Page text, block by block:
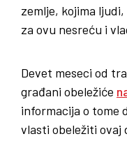
zemlje, kojima
za ovu nesreću i
Devet meseci od
građani obeležiće
informacija o tome
vlasti obeležiti ovaj